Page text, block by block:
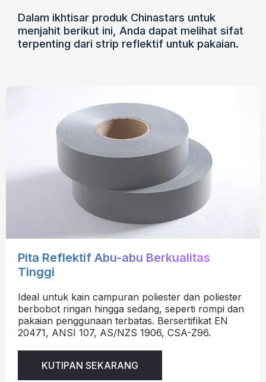
Dalam ikhtisar produk Chinastars untuk
menjahit berikut ini, Anda dapat melihat sifat
terpenting dari strip reflektif untuk pakaian.
Pita Reflektif Abu-abu Berkualitas
Tinggi
Ideal untuk kain campuran poliester dan poliester
berbobot ringan hingga sedang, seperti rompi dan
pakaian penggunaan terbatas. Bersertifikat EN
20471, ANSI 107, AS/NZS 1906, CSA-Z96.
KUTIPAN SEKARANG